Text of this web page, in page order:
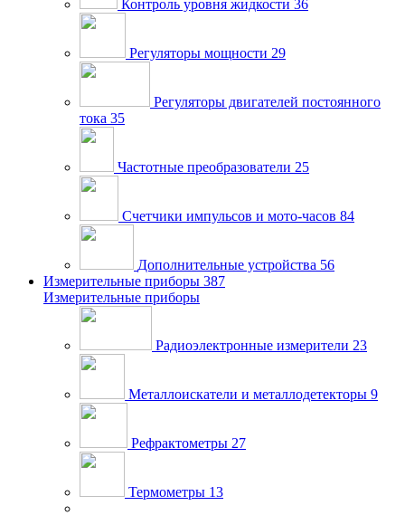
Контроль уровня жидкости 36
Регуляторы мощности 29
Регуляторы двигателей постоянного
тока 35
Частотные преобразователи 25
Счетчики импульсов и мото-часов 84
Дополнительные устройства 56
Измерительные приборы 387
Измерительные приборы
Радиоэлектронные измерители 23
Металлоискатели и металлодетекторы 9
Рефрактометры 27
Термометры 13